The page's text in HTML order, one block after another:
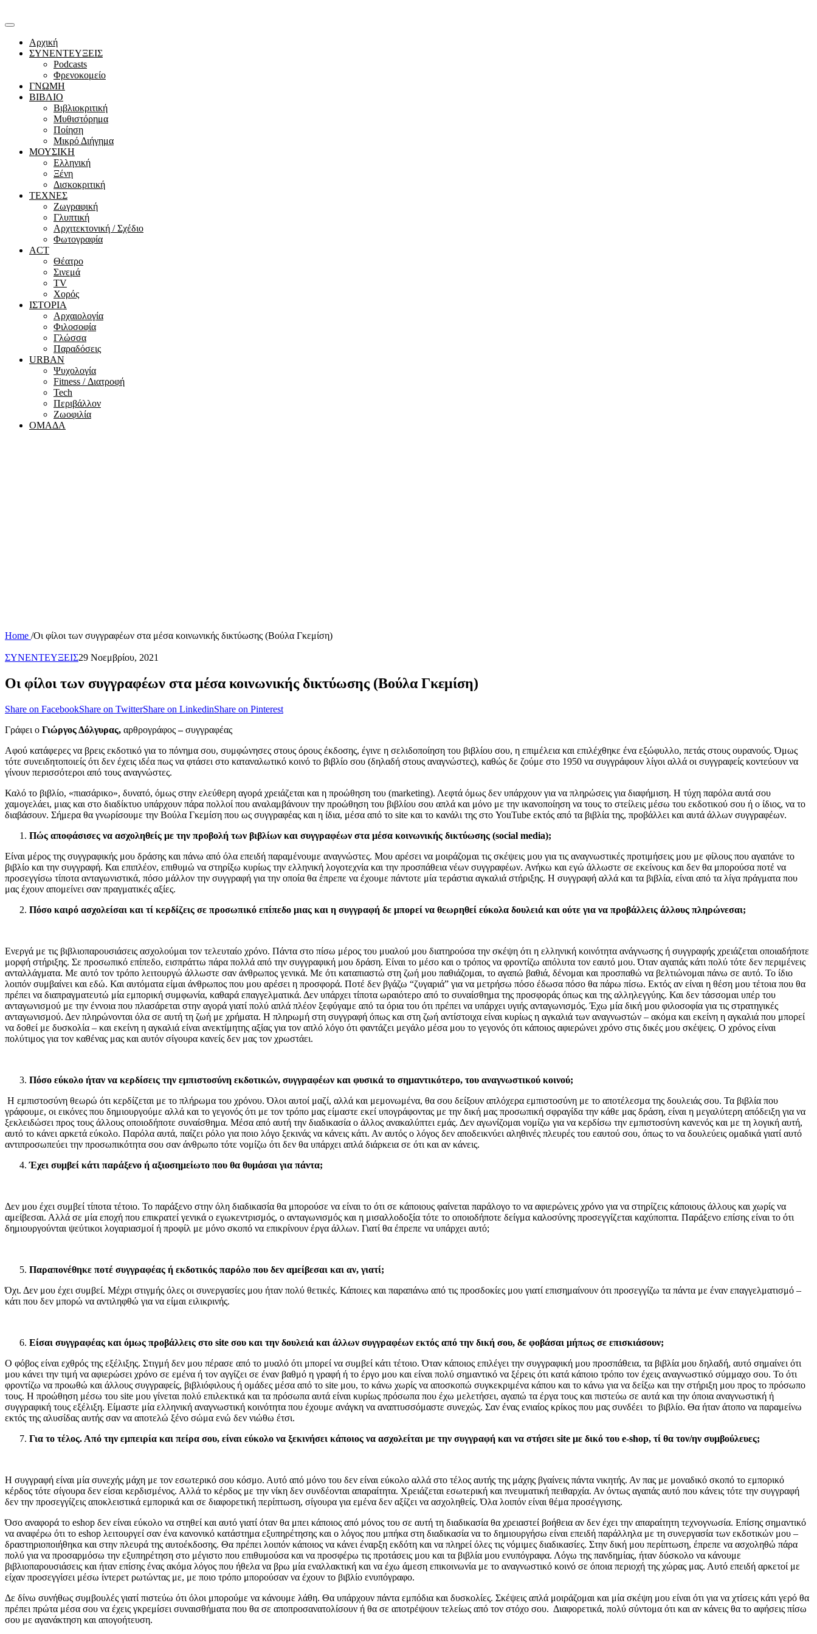
Αρχική
ΣΥΝΕΝΤΕΥΞΕΙΣ
Podcasts
Φρενοκομείο
ΓΝΩΜΗ
ΒΙΒΛΙΟ
Βιβλιοκριτική
Μυθιστόρημα
Ποίηση
Μικρό Διήγημα
ΜΟΥΣΙΚΗ
Ελληνική
Ξένη
Δισκοκριτική
ΤΕΧΝΕΣ
Ζωγραφική
Γλυπτική
Αρχιτεκτονική / Σχέδιο
Φωτογραφία
ACT
Θέατρο
Σινεμά
ΤV
Χορός
ΙΣΤΟΡΙΑ
Αρχαιολογία
Φιλοσοφία
Γλώσσα
Παραδόσεις
URBAN
Ψυχολογία
Fitness / Διατροφή
Tech
Περιβάλλον
Ζωοφιλία
ΟΜΑΔΑ
Home /Οι φίλοι των συγγραφέων στα μέσα κοινωνικής δικτύωσης (Βούλα Γκεμίση)
ΣΥΝΕΝΤΕΥΞΕΙΣ29 Νοεμβρίου, 2021
Οι φίλοι των συγγραφέων στα μέσα κοινωνικής δικτύωσης (Βούλα Γκεμίση)
Share on FacebookShare on TwitterShare on LinkedinShare on Pinterest
Γράφει ο Γιώργος Δόλγυρας, αρθρογράφος–συγγραφέας
Αφού κατάφερες να βρεις εκδοτικό για το πόνημα σου, συμφώνησες στους όρους έκδοσης, έγινε η σελιδοποίηση του βιβλίου σου, η επιμέλεια και επιλέχθηκε ένα εξώφυλλο, πετάς στους ουρανούς. Όμως
τότε συνειδητοποιείς ότι δεν έχεις ιδέα πως να φτάσει στο καταναλωτικό κοινό το βιβλίο σου (δηλαδή στους αναγνώστες), καθώς δε ζούμε στο 1950 να συγγράφουν λίγοι αλλά οι συγγραφείς κοντεύουν να
γίνουν περισσότεροι από τους αναγνώστες.
Καλό το βιβλίο, «πιασάρικο», δυνατό, όμως στην ελεύθερη αγορά χρειάζεται και η προώθηση του (marketing). Λεφτά όμως δεν υπάρχουν για να πληρώσεις για διαφήμιση. Η τύχη παρόλα αυτά σου
χαμογελάει, μιας και στο διαδίκτυο υπάρχουν πάρα πολλοί που αναλαμβάνουν την προώθηση του βιβλίου σου απλά και μόνο με την ικανοποίηση να τους το στείλεις μέσω του εκδοτικού σου ή ο ίδιος, να το
διαβάσουν. Σήμερα θα γνωρίσουμε την Βούλα Γκεμίση που ως συγγραφέας και η ίδια, μέσα από το site και το κανάλι της στο YouTube εκτός από τα βιβλία της, προβάλλει και αυτά άλλων συγγραφέων.
Πώς αποφάσισες να ασχοληθείς με την προβολή των βιβλίων και συγγραφέων στα μέσα κοινωνικής δικτύωσης (social media);
Είναι μέρος της συγγραφικής μου δράσης και πάνω από όλα επειδή παραμένουμε αναγνώστες. Μου αρέσει να μοιράζομαι τις σκέψεις μου για τις αναγνωστικές προτιμήσεις μου με φίλους που αγαπάνε το
βιβλίο και την συγγραφή. Και επιπλέον, επιθυμώ να στηρίξω κυρίως την ελληνική λογοτεχνία και την προσπάθεια νέων συγγραφέων. Ανήκω και εγώ άλλωστε σε εκείνους και δεν θα μπορούσα ποτέ να
προσεγγίσω τίποτα ανταγωνιστικά, πόσο μάλλον την συγγραφή για την οποία θα έπρεπε να έχουμε πάντοτε μία τεράστια αγκαλιά στήριξης. Η συγγραφή αλλά και τα βιβλία, είναι από τα λίγα πράγματα που
μας έχουν απομείνει σαν πραγματικές αξίες.
Πόσο καιρό ασχολείσαι και τί κερδίζεις σε προσωπικό επίπεδο μιας και η συγγραφή δε μπορεί να θεωρηθεί εύκολα δουλειά και ούτε για να προβάλλεις άλλους πληρώνεσαι;
Ενεργά με τις βιβλιοπαρουσιάσεις ασχολούμαι τον τελευταίο χρόνο. Πάντα στο πίσω μέρος του μυαλού μου διατηρούσα την σκέψη ότι η ελληνική κοινότητα ανάγνωσης ή συγγραφής χρειάζεται οποιαδήποτε
μορφή στήριξης. Σε προσωπικό επίπεδο, εισπράττω πάρα πολλά από την συγγραφική μου δράση. Είναι το μέσο και ο τρόπος να φροντίζω απόλυτα τον εαυτό μου. Όταν αγαπάς κάτι πολύ τότε δεν περιμένεις
ανταλλάγματα. Με αυτό τον τρόπο λειτουργώ άλλωστε σαν άνθρωπος γενικά. Με ότι καταπιαστώ στη ζωή μου παθιάζομαι, το αγαπώ βαθιά, δένομαι και προσπαθώ να βελτιώνομαι πάνω σε αυτό. Το ίδιο
λοιπόν συμβαίνει και εδώ. Και αυτόματα είμαι άνθρωπος που μου αρέσει η προσφορά. Ποτέ δεν βγάζω “ζυγαριά” για να μετρήσω πόσο έδωσα πόσο θα πάρω πίσω. Εκτός αν είναι η θέση μου τέτοια που θα
πρέπει να διαπραγματευτώ μία εμπορική συμφωνία, καθαρά επαγγελματικά. Δεν υπάρχει τίποτα ωραιότερο από το συναίσθημα της προσφοράς όπως και της αλληλεγγύης. Και δεν τάσσομαι υπέρ του
ανταγωνισμού με την έννοια που πλασάρεται στην αγορά γιατί πολύ απλά πλέον ξεφύγαμε από τα όρια του ότι πρέπει να υπάρχει υγιής ανταγωνισμός. Έχω μία δική μου φιλοσοφία για τις στρατηγικές
ανταγωνισμού. Δεν πληρώνονται όλα σε αυτή τη ζωή με χρήματα. Η πληρωμή στη συγγραφή όπως και στη ζωή αντίστοιχα είναι κυρίως η αγκαλιά των αναγνωστών – ακόμα και εκείνη η αγκαλιά που μπορεί
να δοθεί με δυσκολία – και εκείνη η αγκαλιά είναι ανεκτίμητης αξίας για τον απλό λόγο ότι φαντάζει μεγάλο μέσα μου το γεγονός ότι κάποιος αφιερώνει χρόνο στις δικές μου σκέψεις. Ο χρόνος είναι
πολύτιμος για τον καθένας μας και αυτόν σίγουρα κανείς δεν μας τον χρωστάει.
Πόσο εύκολο ήταν να κερδίσεις την εμπιστοσύνη εκδοτικών, συγγραφέων και φυσικά το σημαντικότερο, του αναγνωστικού κοινού;
Η εμπιστοσύνη θεωρώ ότι κερδίζεται με το πλήρωμα του χρόνου. Όλοι αυτοί μαζί, αλλά και μεμονωμένα, θα σου δείξουν απλόχερα εμπιστοσύνη με το αποτέλεσμα της δουλειάς σου. Τα βιβλία που
γράφουμε, οι εικόνες που δημιουργούμε αλλά και το γεγονός ότι με τον τρόπο μας είμαστε εκεί υπογράφοντας με την δική μας προσωπική σφραγίδα την κάθε μας δράση, είναι η μεγαλύτερη απόδειξη για να
ξεκλειδώσει προς τους άλλους οποιοδήποτε συναίσθημα. Μέσα από αυτή την διαδικασία ο άλλος ανακαλύπτει εμάς. Δεν αγωνίζομαι νομίζω για να κερδίσω την εμπιστοσύνη κανενός και με τη λογική αυτή,
αυτό το κάνει αρκετά εύκολο. Παρόλα αυτά, παίζει ρόλο για ποιο λόγο ξεκινάς να κάνεις κάτι. Αν αυτός ο λόγος δεν αποδεικνύει αληθινές πλευρές του εαυτού σου, όπως το να δουλεύεις ομαδικά γιατί αυτό
αντιπροσωπεύει την προσωπικότητα σου σαν άνθρωπο τότε νομίζω ότι δεν θα υπάρχει απλά διάρκεια σε ότι και αν κάνεις.
Έχει συμβεί κάτι παράξενο ή αξιοσημείωτο που θα θυμάσαι για πάντα;
Δεν μου έχει συμβεί τίποτα τέτοιο. Το παράξενο στην όλη διαδικασία θα μπορούσε να είναι το ότι σε κάποιους φαίνεται παράλογο το να αφιερώνεις χρόνο για να στηρίζεις κάποιους άλλους και χωρίς να
αμείβεσαι. Αλλά σε μία εποχή που επικρατεί γενικά ο εγωκεντρισμός, ο ανταγωνισμός και η μισαλλοδοξία τότε το οποιοδήποτε δείγμα καλοσύνης προσεγγίζεται καχύποπτα. Παράξενο επίσης είναι το ότι
δημιουργούνται ψεύτικοι λογαριασμοί ή προφίλ με μόνο σκοπό να επικρίνουν έργα άλλων. Γιατί θα έπρεπε να υπάρχει αυτό;
Παραπονέθηκε ποτέ συγγραφέας ή εκδοτικός παρόλο που δεν αμείβεσαι και αν, γιατί;
Όχι. Δεν μου έχει συμβεί. Μέχρι στιγμής όλες οι συνεργασίες μου ήταν πολύ θετικές. Κάποιες και παραπάνω από τις προσδοκίες μου γιατί επισημαίνουν ότι προσεγγίζω τα πάντα με έναν επαγγελματισμό –
κάτι που δεν μπορώ να αντιληφθώ για να είμαι ειλικρινής.
Είσαι συγγραφέας και όμως προβάλλεις στο site σου και την δουλειά και άλλων συγγραφέων εκτός από την δική σου, δε φοβάσαι μήπως σε επισκιάσουν;
Ο φόβος είναι εχθρός της εξέλιξης. Στιγμή δεν μου πέρασε από το μυαλό ότι μπορεί να συμβεί κάτι τέτοιο. Όταν κάποιος επιλέγει την συγγραφική μου προσπάθεια, τα βιβλία μου δηλαδή, αυτό σημαίνει ότι
μου κάνει την τιμή να αφιερώσει χρόνο σε εμένα ή τον αγγίζει σε έναν βαθμό η γραφή ή το έργο μου και είναι πολύ σημαντικό να ξέρεις ότι κατά κάποιο τρόπο τον έχεις αναγνωστικό σύμμαχο σου. Το ότι
φροντίζω να προωθώ και άλλους συγγραφείς, βιβλιόφιλους ή ομάδες μέσα από το site μου, το κάνω χωρίς να αποσκοπώ συγκεκριμένα κάπου και το κάνω για να δείξω και την στήριξη μου προς το πρόσωπο
τους. Η προώθηση μέσω του site μου γίνεται πολύ επιλεκτικά και τα πρόσωπα αυτά είναι κυρίως πρόσωπα που έχω μελετήσει, αγαπώ τα έργα τους και πιστεύω σε αυτά και την όποια αναγνωστική ή
συγγραφική τους εξέλιξη. Είμαστε μία ελληνική αναγνωστική κοινότητα που έχουμε ανάγκη να αναπτυσσόμαστε συνεχώς. Σαν ένας ενιαίος κρίκος που μας συνδέει το βιβλίο. Θα ήταν άτοπο να παραμείνω
εκτός της αλυσίδας αυτής σαν να αποτελώ ξένο σώμα ενώ δεν νιώθω έτσι.
Για το τέλος. Από την εμπειρία και πείρα σου, είναι εύκολο να ξεκινήσει κάποιος να ασχολείται με την συγγραφή και να στήσει site με δικό του e-shop, τί θα τον/ην συμβούλευες;
Η συγγραφή είναι μία συνεχής μάχη με τον εσωτερικό σου κόσμο. Αυτό από μόνο του δεν είναι εύκολο αλλά στο τέλος αυτής της μάχης βγαίνεις πάντα νικητής. Αν πας με μοναδικό σκοπό το εμπορικό
κέρδος τότε σίγουρα δεν είσαι κερδισμένος. Αλλά το κέρδος με την νίκη δεν συνδέονται απαραίτητα. Χρειάζεται εσωτερική και πνευματική πειθαρχία. Αν όντως αγαπάς αυτό που κάνεις τότε την συγγραφή
δεν την προσεγγίζεις αποκλειστικά εμπορικά και σε διαφορετική περίπτωση, σίγουρα για εμένα δεν αξίζει να ασχοληθείς. Όλα λοιπόν είναι θέμα προσέγγισης.
Όσο αναφορά το eshop δεν είναι εύκολο να στηθεί και αυτό γιατί όταν θα μπει κάποιος από μόνος του σε αυτή τη διαδικασία θα χρειαστεί βοήθεια αν δεν έχει την απαραίτητη τεχνογνωσία. Επίσης σημαντικό
να αναφέρω ότι το eshop λειτουργεί σαν ένα κανονικό κατάστημα εξυπηρέτησης και ο λόγος που μπήκα στη διαδικασία να το δημιουργήσω είναι επειδή παράλληλα με τη συνεργασία των εκδοτικών μου –
δραστηριοποιήθηκα και στην πλευρά της αυτοέκδοσης. Θα πρέπει λοιπόν κάποιος να κάνει έναρξη εκδότη και να πληρεί όλες τις νόμιμες διαδικασίες. Στην δική μου περίπτωση, έπρεπε να ασχοληθώ πάρα
πολύ για να προσαρμόσω την εξυπηρέτηση στο μέγιστο που επιθυμούσα και να προσφέρω τις προτάσεις μου και τα βιβλία μου ενυπόγραφα. Λόγω της πανδημίας, ήταν δύσκολο να κάνουμε
βιβλιοπαρουσιάσεις και ήταν επίσης ένας ακόμα λόγος που ήθελα να βρω μία εναλλακτική και να έχω άμεση επικοινωνία με το αναγνωστικό κοινό σε όποια περιοχή της χώρας μας. Αυτό επειδή αρκετοί με
είχαν προσεγγίσει μέσω ίντερετ ρωτώντας με, με ποιο τρόπο μπορούσαν να έχουν το βιβλίο ενυπόγραφο.
Δε δίνω συνήθως συμβουλές γιατί πιστεύω ότι όλοι μπορούμε να κάνουμε λάθη. Θα υπάρχουν πάντα εμπόδια και δυσκολίες. Σκέψεις απλά μοιράζομαι και μία σκέψη μου είναι ότι για να χτίσεις κάτι γερό θα
πρέπει πρώτα μέσα σου να έχεις γκρεμίσει συναισθήματα που θα σε αποπροσανατολίσουν ή θα σε αποτρέψουν τελείως από τον στόχο σου. Διαφορετικά, πολύ σύντομα ότι και αν κάνεις θα το αφήσεις πίσω
σου με αγανάκτηση και απογοήτευση.